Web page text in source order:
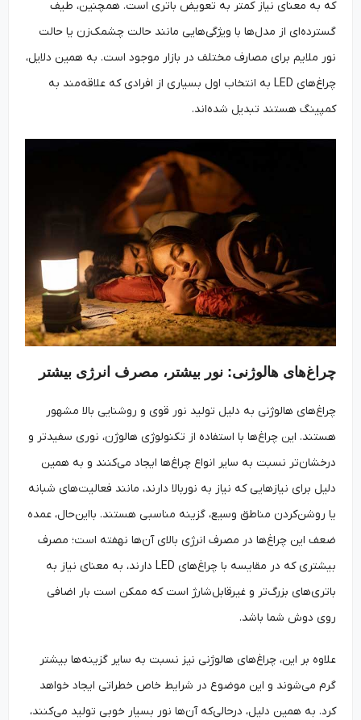
که به معنای نیاز کمتر به تعویض باتری است. همچنین، طیف
گسترده‌ای از مدل‌ها با ویژگی‌هایی مانند حالت چشمک‌زن یا حالت
نور ملایم برای مصارف مختلف در بازار موجود است. به همین دلایل،
چراغ‌های LED به انتخاب اول بسیاری از افرادی که علاقه‌مند به
کمپینگ هستند تبدیل شده‌اند.
چراغ‌های هالوژنی: نور بیشتر، مصرف انرژی بیشتر
چراغ‌های هالوژنی به دلیل تولید نور قوی و روشنایی بالا مشهور
هستند. این چراغ‌ها با استفاده از تکنولوژی هالوژن، نوری سفیدتر و
درخشان‌تر نسبت به سایر انواع چراغ‌ها ایجاد می‌کنند و به همین
دلیل برای نیازهایی که نیاز به نوربالا دارند، مانند فعالیت‌های شبانه
یا روشن‌کردن مناطق وسیع، گزینه مناسبی هستند. بااین‌حال، عمده
ضعف این چراغ‌ها در مصرف انرژی بالای آن‌ها نهفته است؛ مصرف
بیشتری که در مقایسه با چراغ‌های LED دارند، به معنای نیاز به
باتری‌های بزرگ‌تر و غیرقابل‌شارژ است که ممکن است بار اضافی
روی دوش شما باشد.
علاوه بر این، چراغ‌های هالوژنی نیز نسبت به سایر گزینه‌ها بیشتر
گرم می‌شوند و این موضوع در شرایط خاص خطراتی ایجاد خواهد
کرد. به همین دلیل، درحالی‌که آن‌ها نور بسیار خوبی تولید می‌کنند،